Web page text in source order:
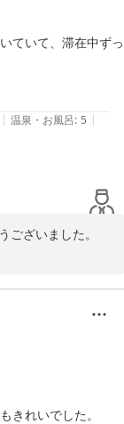
いただけたよう
つとなっておりま
た」とのお言葉
ます。
料理をお楽しみ
よりお待ち申し上
ていて、滞在中ずっ
があるためアクセス
で観光も満喫できま
| 温泉・お風呂: 5 |
ございました。
く存じます。日頃
ので、このような
が、目の前のバス
熱海観光を満喫
きれいでした。